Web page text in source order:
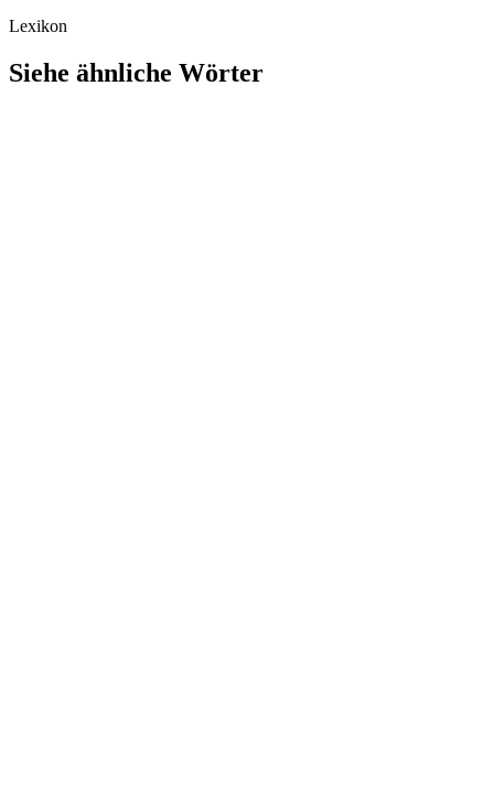
Lexikon
Siehe ähnliche Wörter